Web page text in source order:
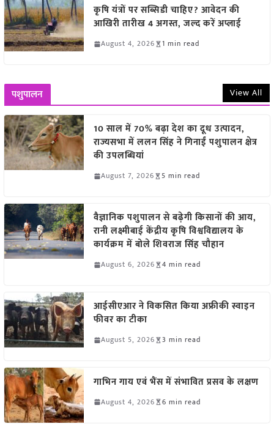
कृषि यंत्रों पर सब्सिडी चाहिए? आवेदन की
आखिरी तारीख 4 अगस्त, जल्द करें अप्लाई
August 4, 2026 1 min read
पशुपालन View All
10 साल में 70% बढ़ा देश का दूध उत्पादन,
राज्यसभा में ललन सिंह ने गिनाईं पशुपालन क्षेत्र
की उपलब्धियां
August 7, 2026 5 min read
वैज्ञानिक पशुपालन से बढ़ेगी किसानों की आय,
रानी लक्ष्मीबाई केंद्रीय कृषि विश्वविद्यालय के
कार्यक्रम में बोले शिवराज सिंह चौहान
August 6, 2026 4 min read
आईसीएआर ने विकसित किया अफ्रीकी स्वाइन
फीवर का टीका
August 5, 2026 3 min read
गाभिन गाय एवं भैंस में संभावित प्रसव के लक्षण
August 4, 2026 6 min read